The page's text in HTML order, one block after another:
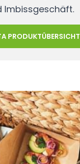
Imbissgeschäft.
PRODUKTÜBERSICHT